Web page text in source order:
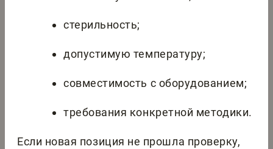
стерильность;
допустимую температуру;
совместимость с оборудованием;
требования конкретной методики.
Если новая позиция не прошла проверку,